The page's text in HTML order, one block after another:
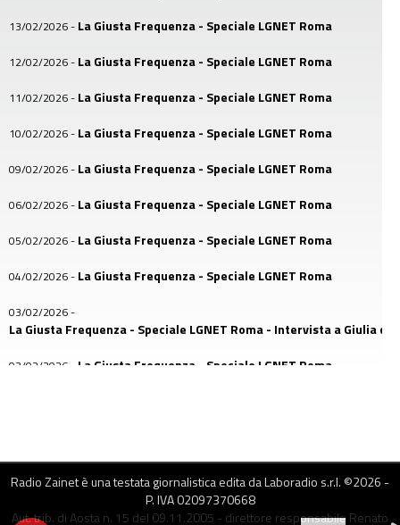
13/02/2026- La Giusta Frequenza - Speciale LGNET Roma
12/02/2026- La Giusta Frequenza - Speciale LGNET Roma
11/02/2026- La Giusta Frequenza - Speciale LGNET Roma
10/02/2026- La Giusta Frequenza - Speciale LGNET Roma
09/02/2026- La Giusta Frequenza - Speciale LGNET Roma
06/02/2026- La Giusta Frequenza - Speciale LGNET Roma
05/02/2026- La Giusta Frequenza - Speciale LGNET Roma
04/02/2026- La Giusta Frequenza - Speciale LGNET Roma
03/02/2026-
La Giusta Frequenza - Speciale LGNET Roma - Intervista a Giulia di
03/02/2026 La Giusta Frequenza - Speciale LGNET Roma
28/01/2026 -
La Giusta Frequenza - Speciale Sblocchiamo il Futuro
Radio Zainet è una testata giornalistica edita da Laboradio s.r.l. ©2026 -
P. IVA 02097370668
Aut. trib. di Aosta n. 15 del 09.11.2005 - direttore responsabile Renato